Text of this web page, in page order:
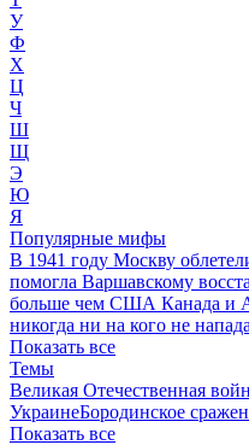
У
Ф
Х
Ц
Ч
Ш
Щ
Э
Ю
Я
Популярные мифы
В 1941 году Москву
помогла Варшавскому
больше чем США Канада и
никогда ни на кого не
Показать все
Темы
Великая Отечественная
УкраинеБородинское
Показать все